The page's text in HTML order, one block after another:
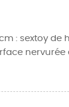
: sextoy
nervurée